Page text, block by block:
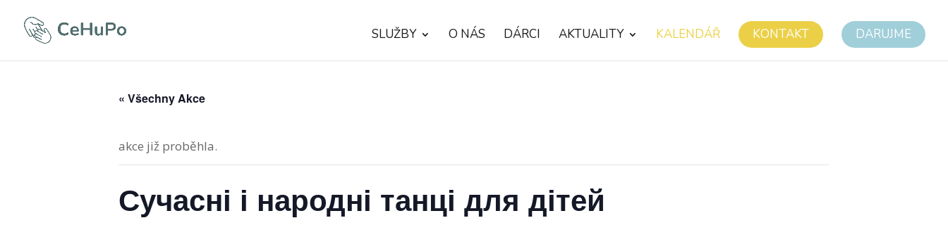
SLUŽBY O NÁS DÁRCI AKTUALITY KALENDÁŘ KONTAKT DARUJME
« Všechny Akce
akce již proběhla.
Сучасні і народні танці для дітей